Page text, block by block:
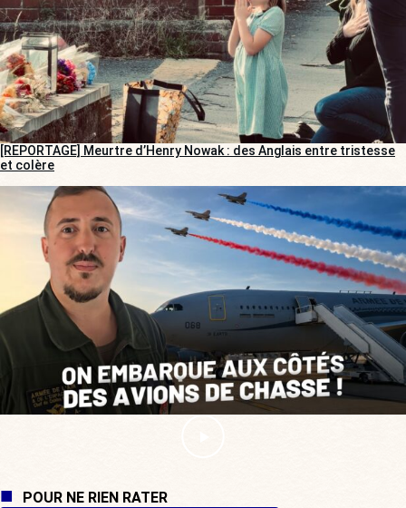
[REPORTAGE] Meurtre d’Henry Nowak : des Anglais entre tristesse
et colère
POUR NE RIEN RATER